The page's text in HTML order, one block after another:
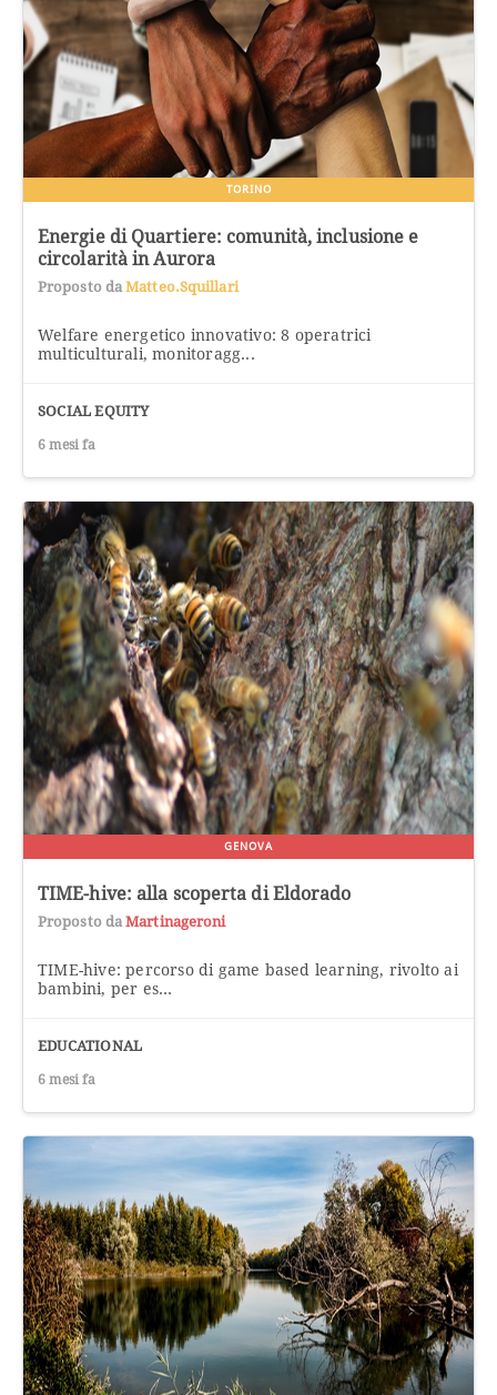
TORINO
Energie di Quartiere: comunità, inclusione e
circolarità in Aurora
Proposto da Matteo.squillari
Welfare energetico innovativo: 8 operatrici
multiculturali, monitoragg...
SOCIAL EQUITY
6 mesi fa
GENOVA
TIME-hive: alla scoperta di Eldorado
Proposto da Martinageroni
TIME-hive: percorso di game based learning, rivolto ai
bambini, per es...
EDUCATIONAL
6 mesi fa